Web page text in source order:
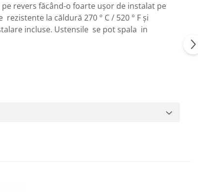
revers făcând-o foarte ușor de instalat pe
la căldură 270 ° C / 520 ° F și
incluse. Ustensile se pot spala in